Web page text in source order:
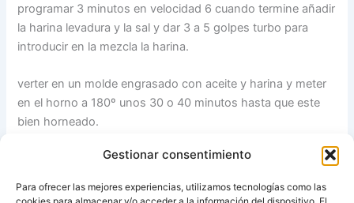
Gestionar consentimiento
Para ofrecer las mejores experiencias, utilizamos tecnologías como las
programar 3 minutos en velocidad 6 cuando termine añadir
la harina levadura y la sal y dar 3 a 5 golpes turbo para
introducir en la mezcla la harina.
verter en un molde engrasado con aceite y harina y meter
en el horno a 180º unos 30 o 40 minutos hasta que este
bien horneado.
dejar enfriar y cortar en dos partes rellenar con una crema
tapar y espolvorear con azúcar glas.